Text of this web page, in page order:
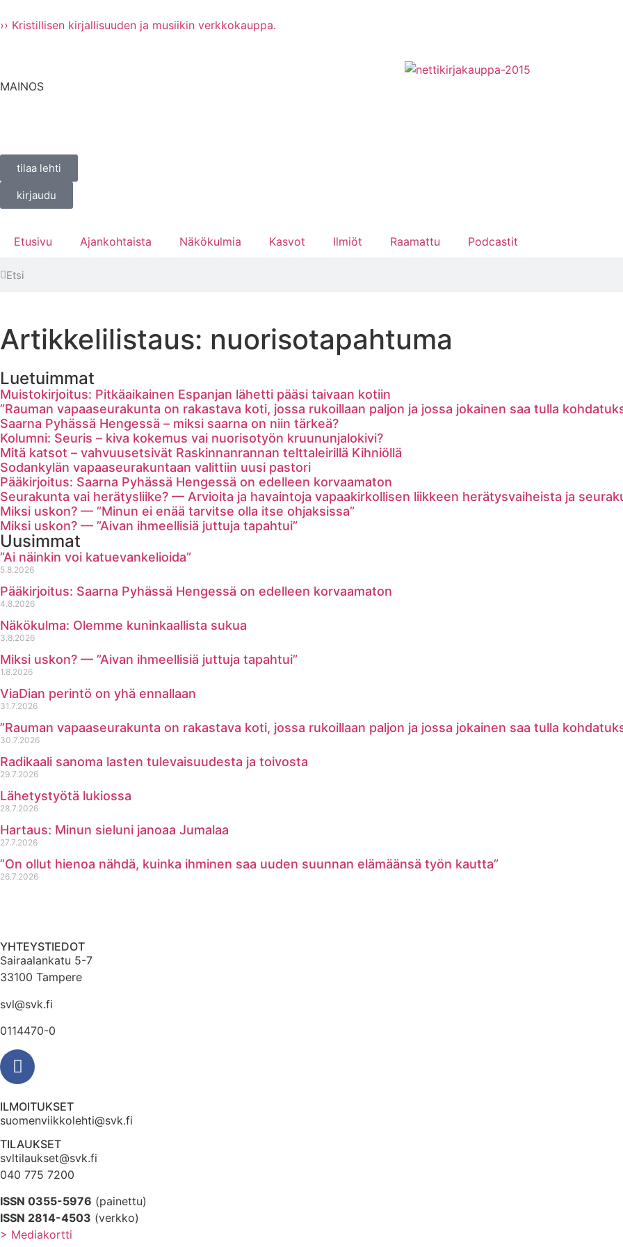
›› Kristillisen kirjallisuuden ja musiikin verkkokauppa.
MAINOS
tilaa lehti
kirjaudu
Etusivu Ajankohtaista Näkökulmia Kasvot Ilmiöt Raamattu Podcastit
Artikkelilistaus: nuorisotapahtuma
Luetuimmat
Muistokirjoitus: Pitkäaikainen Espanjan lähetti pääsi taivaan kotiin
”Rauman vapaaseurakunta on rakastava koti, jossa rukoillaan paljon ja jossa jokainen saa tulla
Saarna Pyhässä Hengessä – miksi saarna on niin tärkeä?
Kolumni: Seuris – kiva kokemus vai nuorisotyön kruununjalokivi?
Mitä katsot – vahvuusetsivät Raskinnanrannan telttaleirillä Kihniöllä
Sodankylän vapaaseurakuntaan valittiin uusi pastori
Pääkirjoitus: Saarna Pyhässä Hengessä on edelleen korvaamaton
Seurakunta vai herätysliike? — Arvioita ja havaintoja vapaakirkollisen liikkeen herätysvaiheista ja
Miksi uskon? — ”Minun ei enää tarvitse olla itse ohjaksissa”
Miksi uskon? — ”Aivan ihmeellisiä juttuja tapahtui”
Uusimmat
”Ai näinkin voi katuevankelioida”
5.8.2026
Pääkirjoitus: Saarna Pyhässä Hengessä on edelleen korvaamaton
4.8.2026
Näkökulma: Olemme kuninkaallista sukua
3.8.2026
Miksi uskon? — ”Aivan ihmeellisiä juttuja tapahtui”
1.8.2026
ViaDian perintö on yhä ennallaan
31.7.2026
”Rauman vapaaseurakunta on rakastava koti, jossa rukoillaan paljon ja jossa jokainen saa tulla
30.7.2026
Radikaali sanoma lasten tulevaisuudesta ja toivosta
29.7.2026
Lähetystyötä lukiossa
28.7.2026
Hartaus: Minun sieluni janoaa Jumalaa
27.7.2026
”On ollut hienoa nähdä, kuinka ihminen saa uuden suunnan elämäänsä työn kautta”
26.7.2026
YHTEYSTIEDOT
Sairaalankatu 5-7
33100 Tampere
svl@svk.fi
0114470-0
ILMOITUKSET
suomenviikkolehti@svk.fi
TILAUKSET
svltilaukset@svk.fi
040 775 7200
ISSN 0355-5976 (painettu)
ISSN 2814-4503 (verkko)
> Mediakortti